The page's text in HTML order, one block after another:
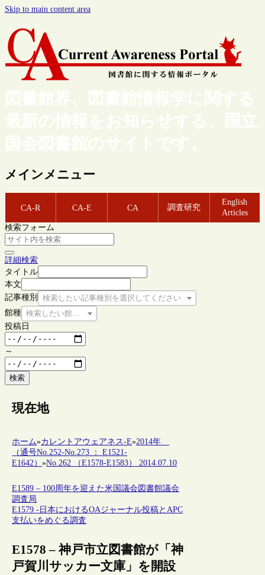
Skip to main content area
図書館界、図書館情報学に関する
最新の情報をお知らせする、国立
国会図書館のサイトです。
メインメニュー
CA-R CA-E CA 調査研究
English
Articles
検索フォーム
詳細検索
タイトル
本文
記事種別
検索したい記事種別を選択してください
館種 検索したい館種を選択してください
投稿日
～
検索
現在地
ホーム»カレントアウェアネス-E»2014年
（通号No.252-No.273 ： E1521-
E1642）»No.262 （E1578-E1583） 2014.07.10
E1589 – 100周年を迎えた米国議会図書館議会
調査局
E1579 -日本におけるOAジャーナル投稿とAPC
支払いをめぐる調査
E1578 – 神戸市立図書館が「神
戸賀川サッカー文庫」を開設